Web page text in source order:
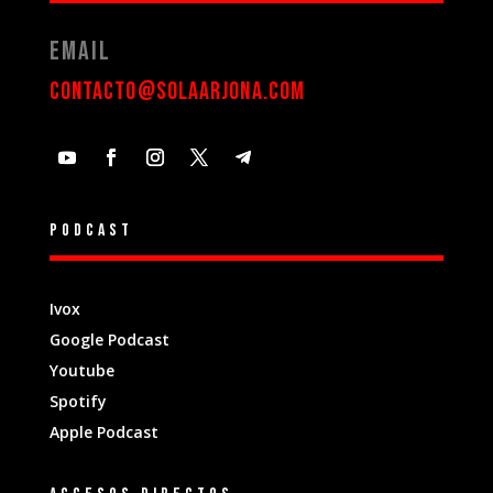
Email
contacto@solaarjona.com
Podcast
Ivox
Google Podcast
Youtube
Spotify
Apple Podcast